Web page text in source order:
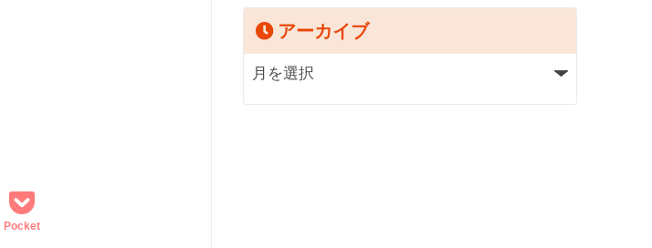
Pocket
アーカイブ